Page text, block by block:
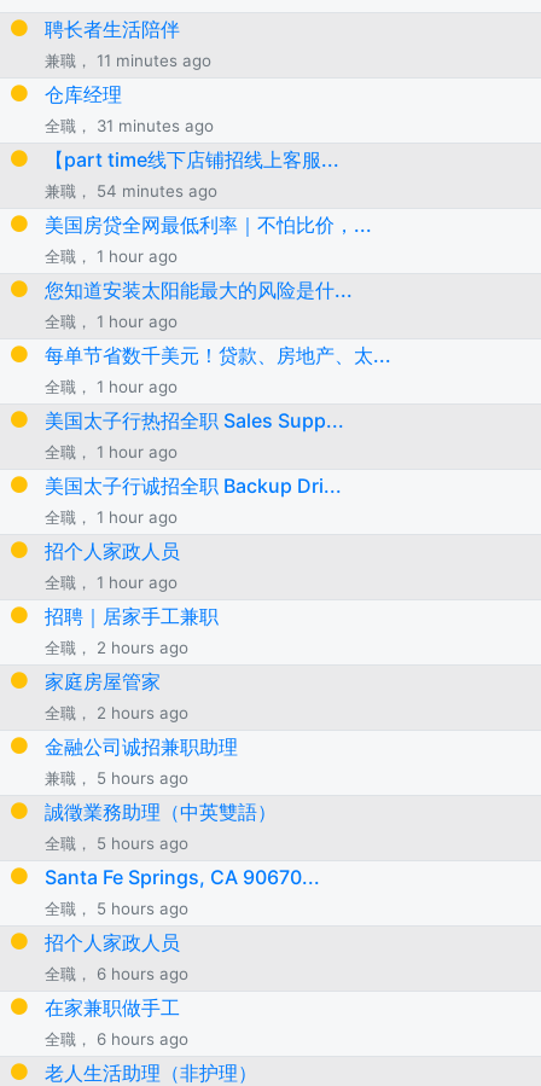
聘长者生活陪伴
兼職， 11 minutes ago
仓库经理
全職， 31 minutes ago
【part time线下店铺招线上客服...
兼職， 54 minutes ago
美国房贷全网最低利率｜不怕比价，...
全職， 1 hour ago
您知道安装太阳能最大的风险是什...
全職， 1 hour ago
每单节省数千美元！贷款、房地产、太...
全職， 1 hour ago
美国太子行热招全职 Sales Supp...
全職， 1 hour ago
美国太子行诚招全职 Backup Dri...
全職， 1 hour ago
招个人家政人员
全職， 1 hour ago
招聘｜居家手工兼职
全職， 2 hours ago
家庭房屋管家
全職， 2 hours ago
金融公司诚招兼职助理
兼職， 5 hours ago
誠徵業務助理（中英雙語）
全職， 5 hours ago
Santa Fe Springs, CA 90670...
全職， 5 hours ago
招个人家政人员
全職， 6 hours ago
在家兼职做手工
全職， 6 hours ago
老人生活助理（非护理）